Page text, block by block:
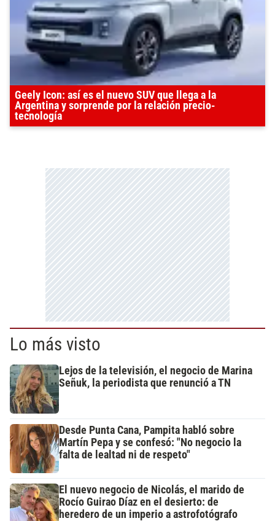
Geely Icon: así es el nuevo SUV que llega a la
Argentina y sorprende por la relación precio-
tecnología
Lo más visto
Lejos de la televisión, el negocio de Marina
Señuk, la periodista que renunció a TN
Desde Punta Cana, Pampita habló sobre
Martín Pepa y se confesó: "No negocio la
falta de lealtad ni de respeto"
El nuevo negocio de Nicolás, el marido de
Rocío Guirao Díaz en el desierto: de
heredero de un imperio a astrofotógrafo